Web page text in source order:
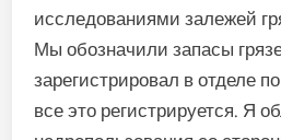
исследованиями залежей
Мы обозначили запасы
зарегистрировал в отделе
все это регистрируется. Я